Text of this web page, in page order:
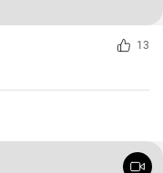
13